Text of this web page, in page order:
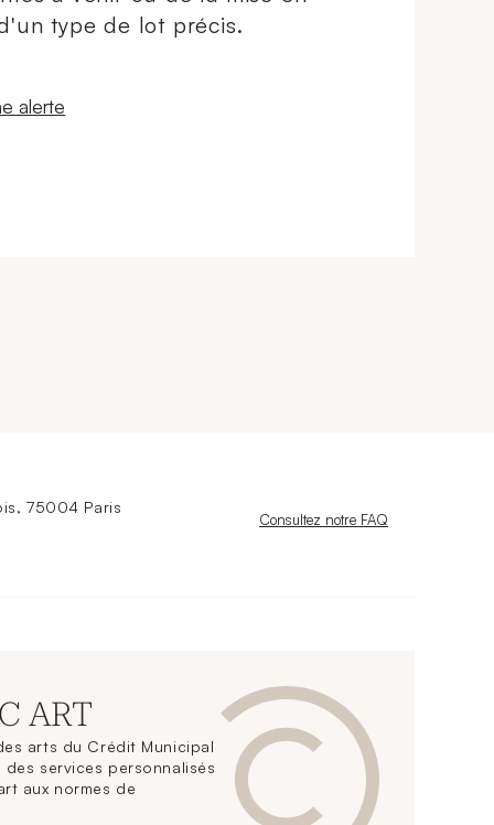
type de lot précis.
fenêtre
alerte
75004 Paris
Nouvelle fenêtre
Consultez notre FAQ
ART
arts du Crédit Municipal
services personnalisés
aux normes de